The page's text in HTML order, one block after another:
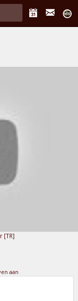
[TR]
aan